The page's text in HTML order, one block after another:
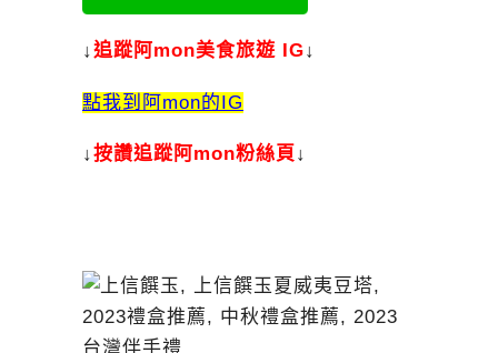
↓追蹤阿mon美食旅遊 IG↓
點我到阿mon的IG
↓按讚追蹤阿mon粉絲頁 ↓